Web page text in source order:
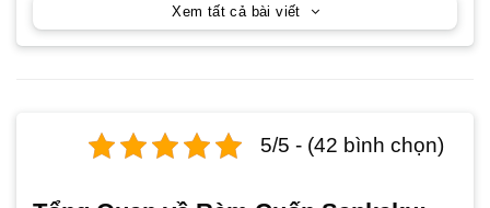
5/5 - (42 bình chọn)
Xem tất cả bài viết